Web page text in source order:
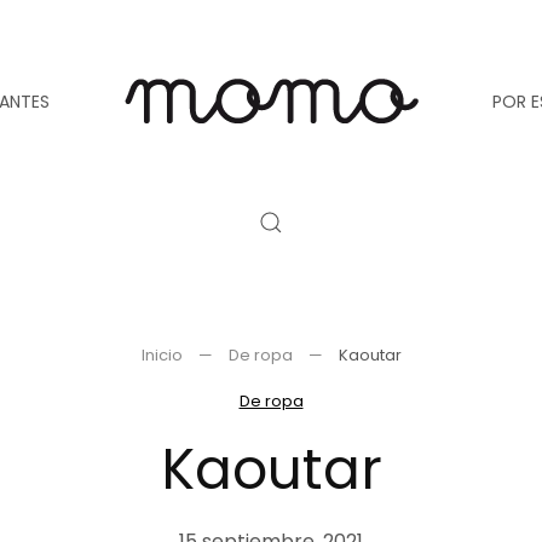
POR
Inicio De ropa
Kaoutar
De ropa
Kaoutar